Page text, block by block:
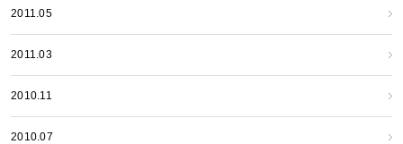
2011.05
2011.03
2010.11
2010.07